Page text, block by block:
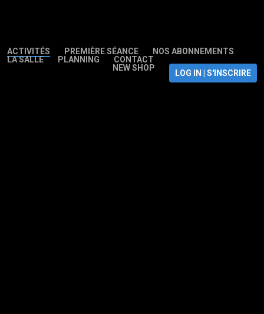
ACTIVITÉS PREMIÈRE SÉANCE
NOS ABONNEMENTS
LA SALLE
PLANNING
CONTACT
NEW SHOP
LOG IN | S'INSCRIRE